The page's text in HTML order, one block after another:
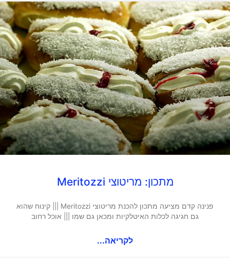
מתכון: מריטוצי Meritozzi
פנינה קדם מציעה מתכון להכנת מריטוצי Meritozzi ||| קינוח שהוא
גם חגיגה לכלות האיטלקיות ומכאן גם שמו ||| אוכל רחוב
לקריאה...